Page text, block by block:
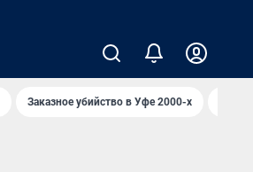
Заказное убийство в Уфе 2000-х